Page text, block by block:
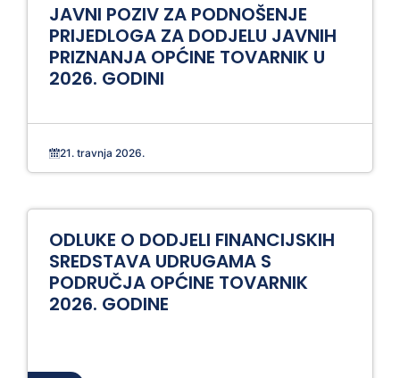
JAVNI POZIV ZA PODNOŠENJE
PRIJEDLOGA ZA DODJELU JAVNIH
PRIZNANJA OPĆINE TOVARNIK U
2026. GODINI
21. travnja 2026.
ODLUKE O DODJELI FINANCIJSKIH
SREDSTAVA UDRUGAMA S
PODRUČJA OPĆINE TOVARNIK
2026. GODINE